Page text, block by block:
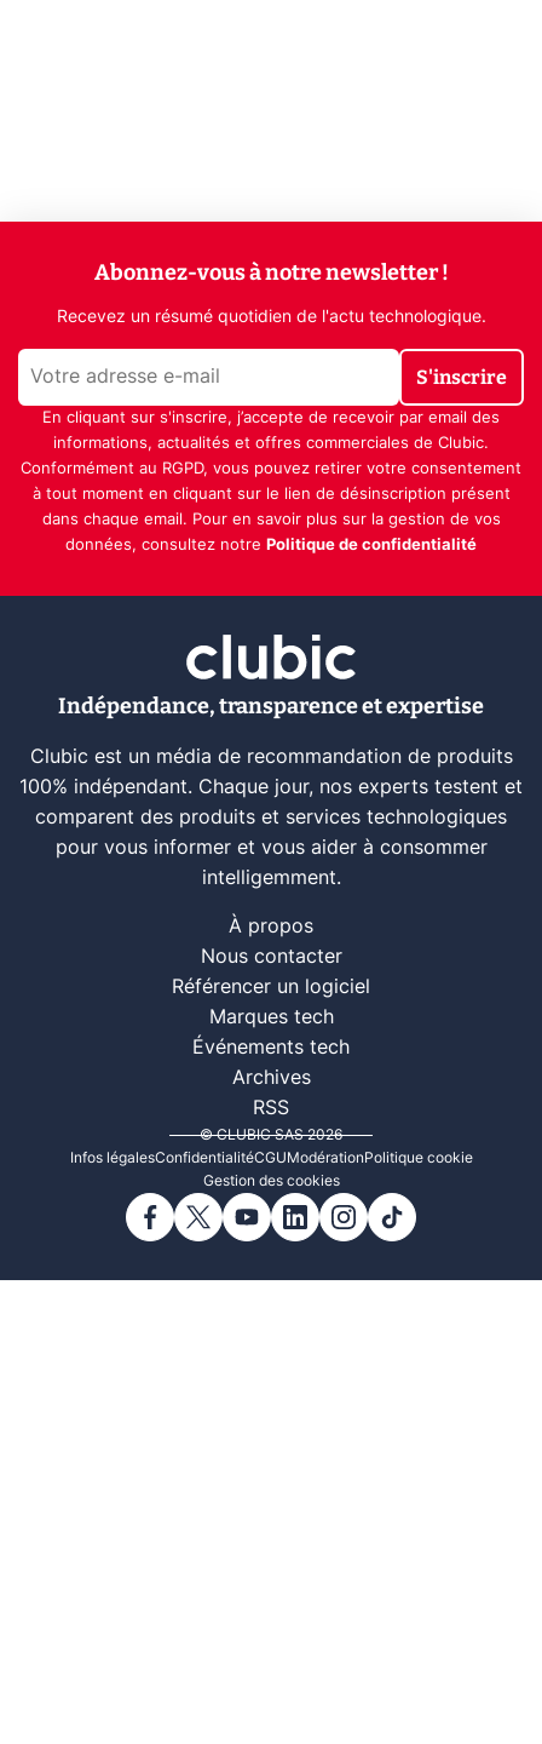
Abonnez-vous à notre newsletter !
Recevez un résumé quotidien de l'actu technologique.
S'inscrire
En cliquant sur s'inscrire, j’accepte de recevoir par email des
informations, actualités et offres commerciales de Clubic.
Conformément au RGPD, vous pouvez retirer votre consentement
à tout moment en cliquant sur le lien de désinscription présent
dans chaque email. Pour en savoir plus sur la gestion de vos
données, consultez notre Politique de confidentialité
Indépendance, transparence et expertise
Clubic est un média de recommandation de produits
100% indépendant. Chaque jour, nos experts testent et
comparent des produits et services technologiques
pour vous informer et vous aider à consommer
intelligemment.
À propos
Nous contacter
Référencer un logiciel
Marques tech
Événements tech
Archives
RSS
© CLUBIC SAS 2026
Infos légalesConfidentialitéCGUModérationPolitique cookie
Gestion des cookies